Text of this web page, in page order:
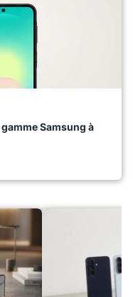
Samsung à